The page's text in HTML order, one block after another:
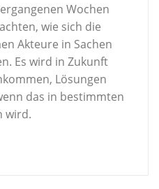
Wochen
wie sich die
Akteure in Sachen
Es wird in Zukunft
Lösungen
das in bestimmten
wird.